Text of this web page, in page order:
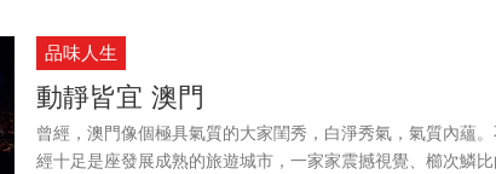
品味人生
動靜皆宜 澳門
曾經，澳門像個極具氣質的大家閨秀，白淨秀氣，氣質內蘊
經十足是座發展成熟的旅遊城市，一家家震撼視覺、櫛次鱗